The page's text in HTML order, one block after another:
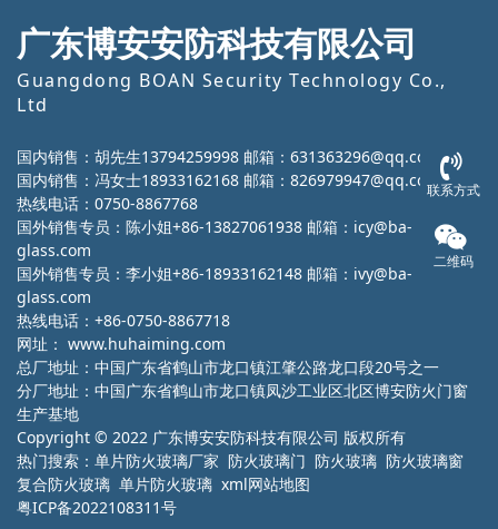
广东博安安防科技有限公司
Guangdong BOAN Security Technology Co.,
Ltd
国内销售：胡先生13794259998 邮箱：631363296@qq.com
国内销售：冯女士18933162168 邮箱：826979947@qq.com
热线电话：0750-8867768
国外销售专员：陈小姐+86-13827061938 邮箱：icy@ba-
glass.com
国外销售专员：李小姐+86-18933162148 邮箱：ivy@ba-
glass.com
热线电话：+86-0750-8867718
网址： www.huhaiming.com
总厂地址：中国广东省鹤山市龙口镇江肇公路龙口段20号之一
分厂地址：中国广东省鹤山市龙口镇凤沙工业区北区博安防火门窗
生产基地
Copyright © 2022 广东博安安防科技有限公司 版权所有
热门搜索： 单片防火玻璃厂家 防火玻璃门 防火玻璃 防火玻璃窗
复合防火玻璃 单片防火玻璃 xml网站地图
粤ICP备2022108311号
联系方式
二维码